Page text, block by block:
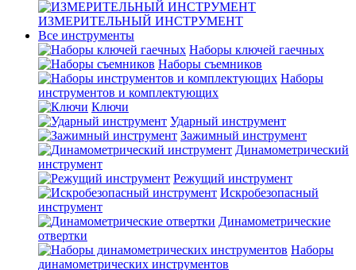
ИЗМЕРИТЕЛЬНЫЙ ИНСТРУМЕНТ
Все инструменты
Наборы ключей гаечных
Наборы съемников
Наборы
инструментов и комплектующих
Ключи
Ударный инструмент
Зажимный инструмент
Динамометрический
инструмент
Режущий инструмент
Искробезопасный
инструмент
Динамометрические
отвертки
Наборы
динамометрических инструментов